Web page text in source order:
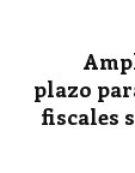
plazo
fiscales